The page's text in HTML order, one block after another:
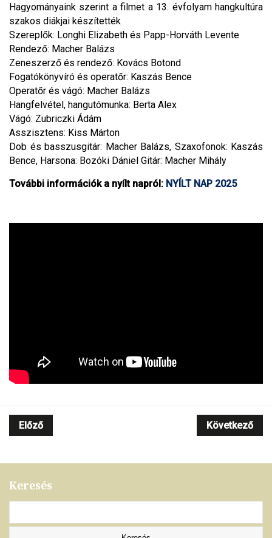
Hagyományaink szerint a filmet a 13. évfolyam hangkultúra
szakos diákjai készítették
Szereplők: Longhi Elizabeth és Papp-Horváth Levente
Rendező: Macher Balázs
Zeneszerző és rendező: Kovács Botond
Fogatókönyvíró és operatőr: Kaszás Bence
Operatőr és vágó: Macher Balázs
Hangfelvétel, hangutómunka: Berta Alex
Vágó: Zubriczki Ádám
Asszisztens: Kiss Márton
Dob és basszusgitár: Macher Balázs, Szaxofonok: Kaszás
Bence, Harsona: Bozóki Dániel Gitár: Macher Mihály
További információk a nyílt napról: NYÍLT NAP 2025
Előző Következő
Keresés